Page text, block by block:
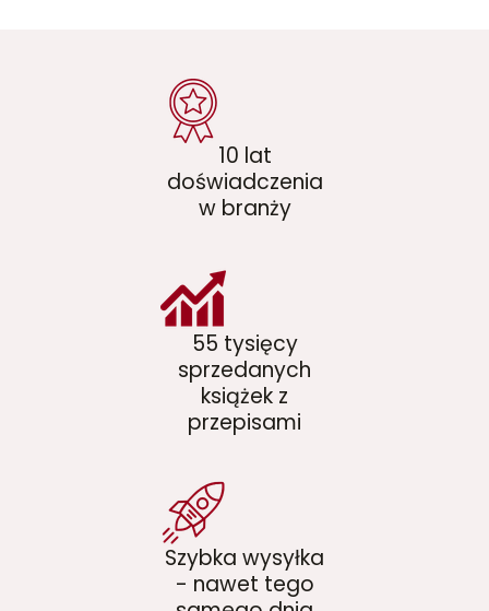
10 lat
doświadczenia
w branży
55 tysięcy
sprzedanych
książek z
przepisami
Szybka wysyłka
- nawet tego